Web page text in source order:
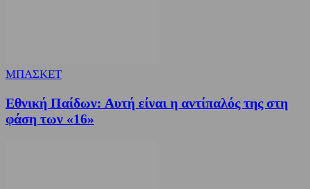
ΜΠΑΣΚΕΤ
Εθνική Παίδων: Αυτή είναι η αντίπαλός της στη
φάση των «16»